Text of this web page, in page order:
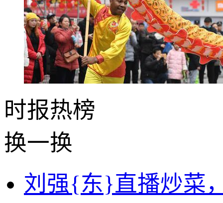
时报热榜
换一换
刘强{东}直播炒菜